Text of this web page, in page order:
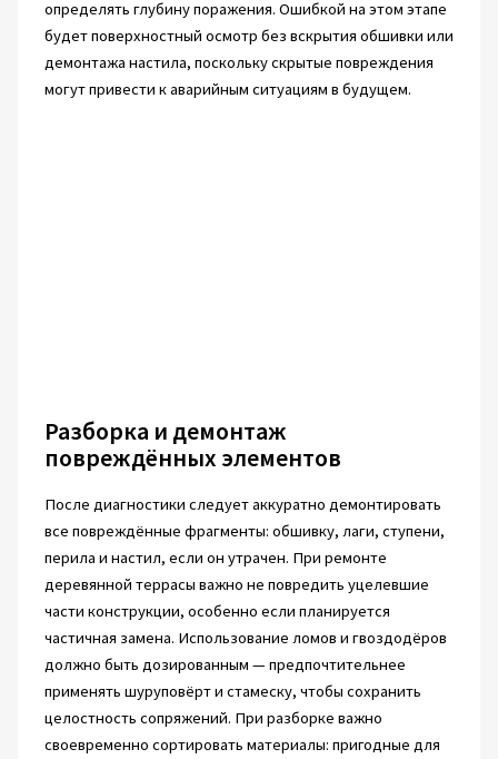
определять глубину поражения. Ошибкой на этом этапе
будет поверхностный осмотр без вскрытия обшивки или
демонтажа настила, поскольку скрытые повреждения
могут привести к аварийным ситуациям в будущем.
Разборка и демонтаж
повреждённых элементов
После диагностики следует аккуратно демонтировать
все повреждённые фрагменты: обшивку, лаги, ступени,
перила и настил, если он утрачен. При ремонте
деревянной террасы важно не повредить уцелевшие
части конструкции, особенно если планируется
частичная замена. Использование ломов и гвоздодёров
должно быть дозированным — предпочтительнее
применять шуруповёрт и стамеску, чтобы сохранить
целостность сопряжений. При разборке важно
своевременно сортировать материалы: пригодные для